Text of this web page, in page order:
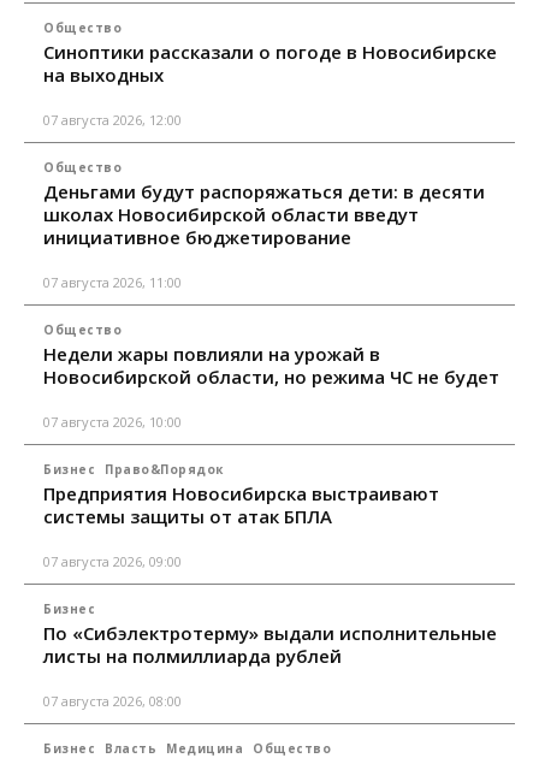
Общество
Синоптики рассказали о погоде в Новосибирске
на выходных
07 августа 2026, 12:00
Общество
Деньгами будут распоряжаться дети: в десяти
школах Новосибирской области введут
инициативное бюджетирование
07 августа 2026, 11:00
Общество
Недели жары повлияли на урожай в
Новосибирской области, но режима ЧС не будет
07 августа 2026, 10:00
Бизнес Право&Порядок
Предприятия Новосибирска выстраивают
системы защиты от атак БПЛА
07 августа 2026, 09:00
Бизнес
По «Сибэлектротерму» выдали исполнительные
листы на полмиллиарда рублей
07 августа 2026, 08:00
Бизнес Власть Медицина Общество